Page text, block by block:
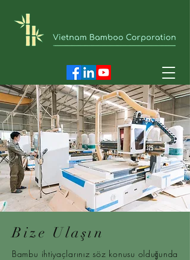
Bize Ulaşın
Bambu ihtiyaçlarınız söz konusu olduğunda